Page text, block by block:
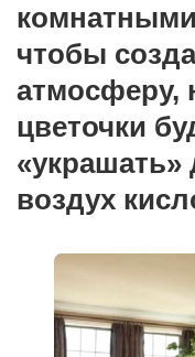
Экология
Здоровье
Здоровый образ
Сам себе доктор
Активный отдых
Арт-менеджеры
Лариса
чтобы
атмосферу,
цветочки
воздух